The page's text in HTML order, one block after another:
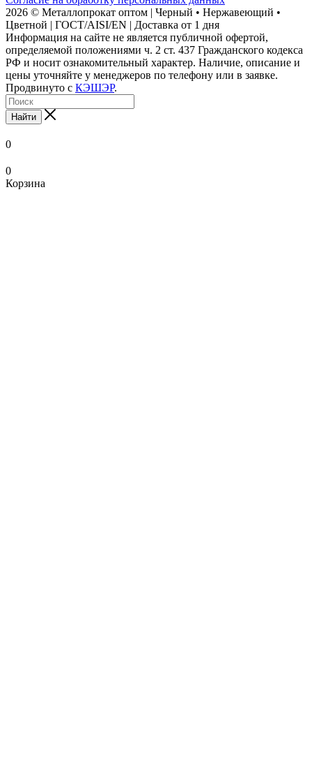
2026 © Металлопрокат оптом | Черный • Нержавеющий •
Цветной | ГОСТ/AISI/EN | Доставка от 1 дня
Информация на сайте не является публичной офертой,
определяемой положениями ч. 2 ст. 437 Гражданского кодекса
РФ и носит ознакомительный характер. Наличие, описание и
цены уточняйте у менеджеров по телефону или в заявке.
Продвинуто с КЭШЭР.
Найти
0
0
Корзина